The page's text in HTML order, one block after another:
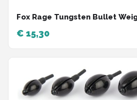
Fox Rage Tungsten Bullet
€ 15,30